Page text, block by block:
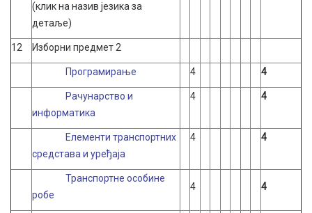
(клик на назив језика за
детаље)
12 Изборни предмет 2
Програмирање 4 4
Рачунарство и
информатика
4 4
Елементи транспортних
средстава и уређаја
4 4
Транспортне особине
робе
4 4